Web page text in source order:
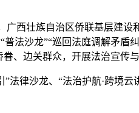
西壮族自治区侨联基层建设
法沙龙”“巡回法庭调解矛
、边关群众，开展法治宣传
律沙龙、“法治护航·跨境云